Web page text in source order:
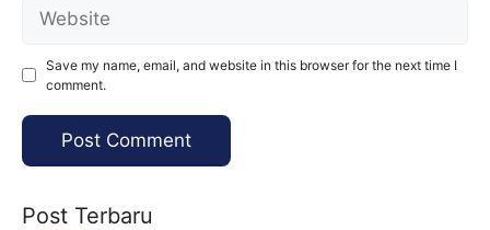
Save my name, email, and website in this browser for the next time I
comment.
Post Terbaru